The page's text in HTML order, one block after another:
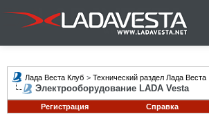
Лада Веста Клуб > Технический раздел Лада Веста
Электрооборудование LADA Vesta
Регистрация Справка